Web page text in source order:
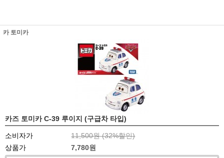
카 토미카
카즈 토미카 C-39 루이지 (구급차 타입)
소비자가 11,500원 (32%할인)
상품가
7,780원